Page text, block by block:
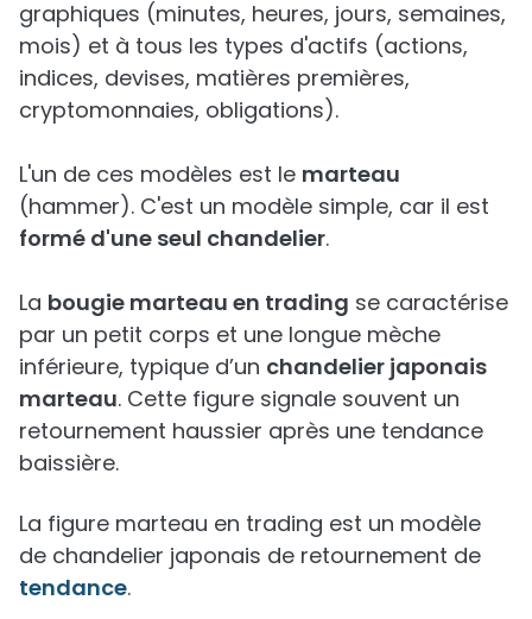
graphiques (minutes, heures, jours, semaines,
mois) et à tous les types d'actifs (actions,
indices, devises, matières premières,
cryptomonnaies, obligations).
L'un de ces modèles est le marteau
(hammer). C'est un modèle simple, car il est
formé d'une seul chandelier.
La bougie marteau en trading se caractérise
par un petit corps et une longue mèche
inférieure, typique d’un chandelier japonais
marteau. Cette figure signale souvent un
retournement haussier après une tendance
baissière.
La figure marteau en trading est un modèle
de chandelier japonais de retournement de
tendance.